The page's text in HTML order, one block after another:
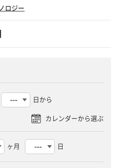
ロジー
日から
ヶ月 日